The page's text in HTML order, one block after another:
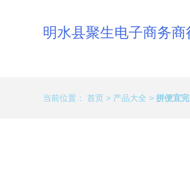
明水县聚生电子商务商
当前位置： 首页 > 产品大全 > 拼便宜